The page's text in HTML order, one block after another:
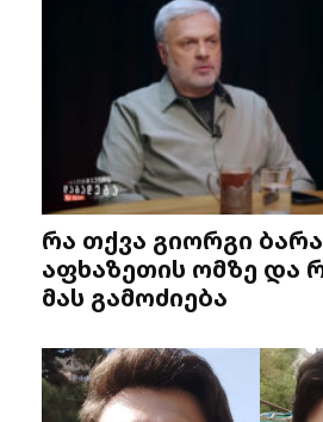
რა თქვა გიორგი
აფხაზეთის ომზე და
მას გამოძიება